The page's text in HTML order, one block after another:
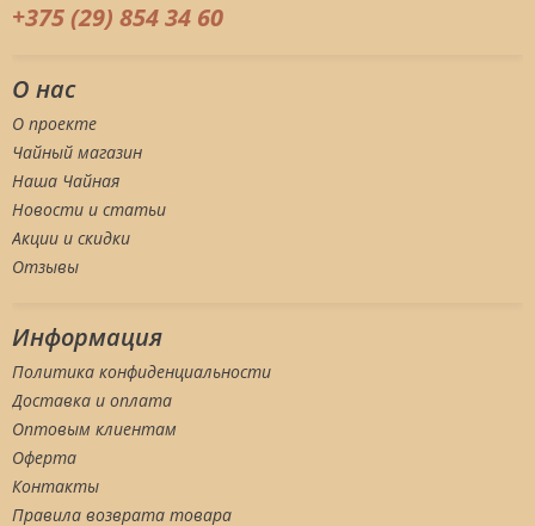
+375 (29) 854 34 60
О нас
О проекте
Чайный магазин
Наша Чайная
Новости и статьи
Акции и скидки
Отзывы
Информация
Политика конфиденциальности
Доставка и оплата
Оптовым клиентам
Оферта
Контакты
Правила возврата товара